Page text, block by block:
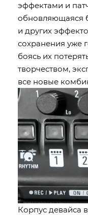
эффектами и
обновляющаяся
и других
сохранения уже
боясь их
творчеством,
все новые
Корпус девайса